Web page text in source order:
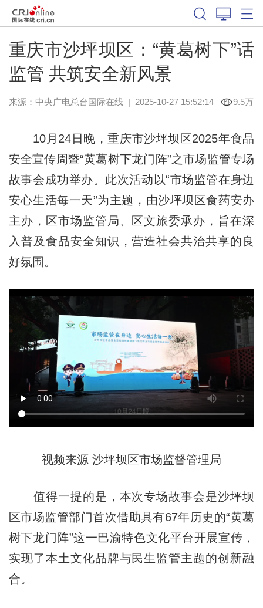
重庆市沙坪坝区：“黄葛树下”话
监管 共筑安全新风景
来源：中央广电总台国际在线| 2025-10-27 15:52:14 9.5万
10月24日晚，重庆市沙坪坝区2025年食品
安全宣传周暨“黄葛树下龙门阵”之市场监管专场
故事会成功举办。此次活动以“市场监管在身边
安心生活每一天”为主题，由沙坪坝区食药安办
主办，区市场监管局、区文旅委承办，旨在深
入普及食品安全知识，营造社会共治共享的良
好氛围。
视频来源 沙坪坝区市场监督管理局
值得一提的是，本次专场故事会是沙坪坝
区市场监管部门首次借助具有67年历史的“黄葛
树下龙门阵”这一巴渝特色文化平台开展宣传，
实现了本土文化品牌与民生监管主题的创新融
合。